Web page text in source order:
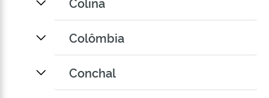
Colômbia
Conchal